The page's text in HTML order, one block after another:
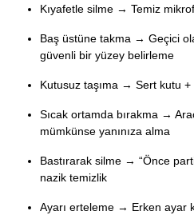
Kıyafetle silme → Temiz
Baş üstüne takma → Geçici
güvenli bir yüzey belirleme
Kutusuz taşıma → Sert kutu
Sıcak ortamda bırakma →
mümkünse yanınıza alma
Bastırarak silme → “Önce
nazik temizlik
Ayarı erteleme → Erken ayar